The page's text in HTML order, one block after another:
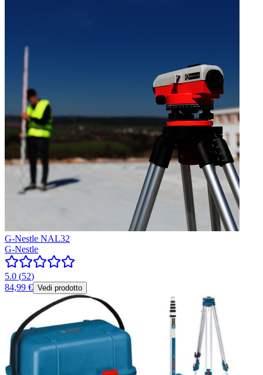
G-Nestle NAL32
G-Nestle
5.0 (52)
84,99 € Vedi prodotto